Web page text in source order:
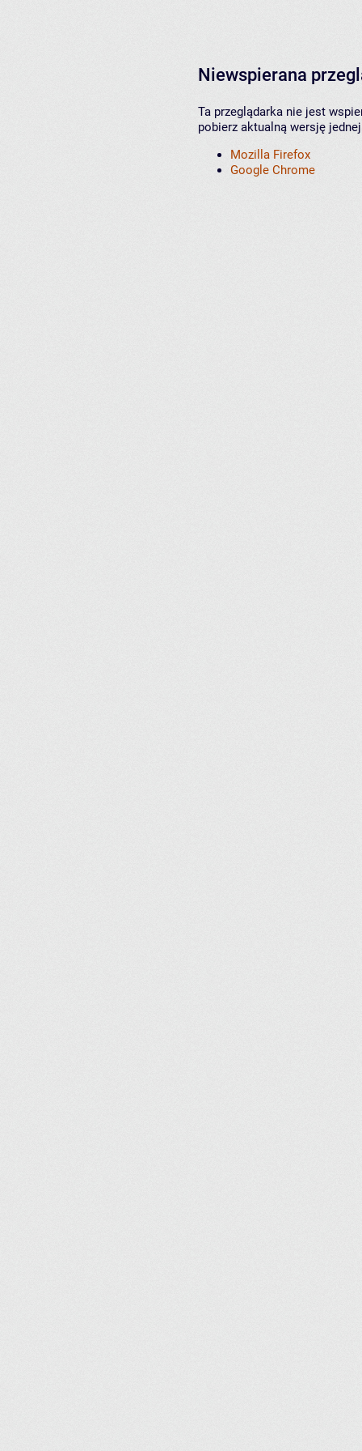
Niewspierana
Ta przeglądarka nie jest
pobierz aktualną wersję
Mozilla Firefox
Google Chrome